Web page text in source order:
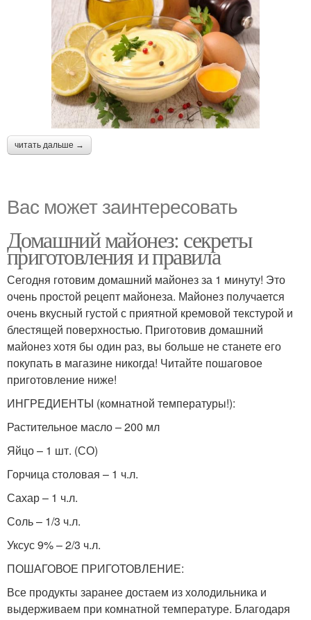
читать дальше →
Вас может заинтересовать
Домашний майонез: секреты
приготовления и правила
Сегодня готовим домашний майонез за 1 минуту! Это
очень простой рецепт майонеза. Майонез получается
очень вкусный густой с приятной кремовой текстурой и
блестящей поверхностью. Приготовив домашний
майонез хотя бы один раз, вы больше не станете его
покупать в магазине никогда! Читайте пошаговое
приготовление ниже!
ИНГРЕДИЕНТЫ (комнатной температуры!):
Растительное масло – 200 мл
Яйцо – 1 шт. (СО)
Горчица столовая – 1 ч.л.
Сахар – 1 ч.л.
Соль – 1/3 ч.л.
Уксус 9% – 2/3 ч.л.
ПОШАГОВОЕ ПРИГОТОВЛЕНИЕ:
Все продукты заранее достаем из холодильника и
выдерживаем при комнатной температуре. Благодаря